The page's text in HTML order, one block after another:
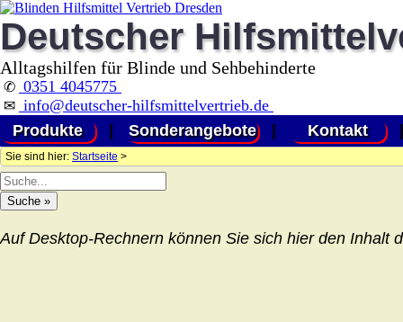
Deutscher
Alltagshilfen für Blinde und Sehbehinderte
✆ 0351 4045775
✉ info@deutscher-hilfsmittelvertrieb.de
Produkte
Sonderangebote Kontakt
Sie sind hier: Startseite >
Auf Desktop-Rechnern können Sie sich hier den Inhalt